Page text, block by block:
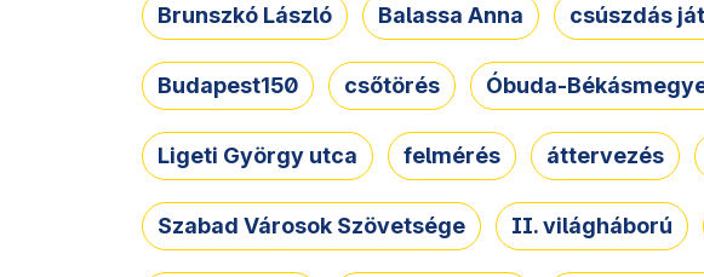
Brunszkó László Balassa Anna csúszdás
Budapest150 csőtörés Óbuda-
Ligeti György utca felmérés áttervezés
Szabad Városok Szövetsége II. világháború